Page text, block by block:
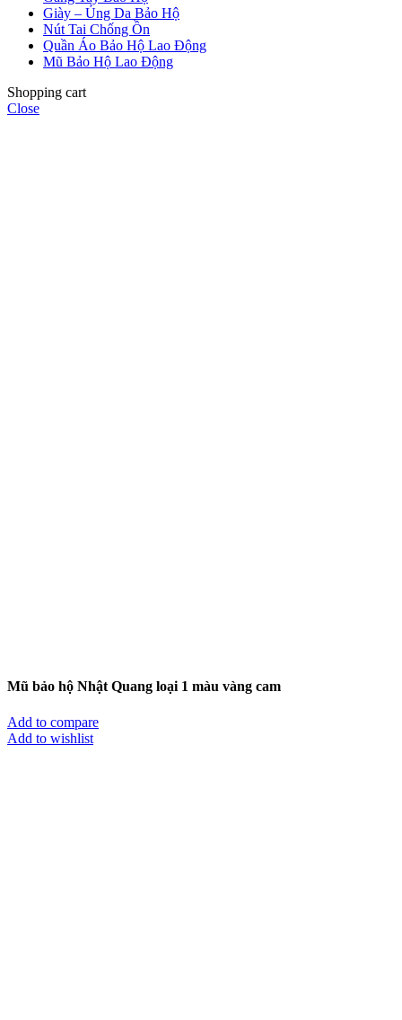
Giày – Ủng Da Bảo Hộ
Nút Tai Chống Ồn
Quần Áo Bảo Hộ Lao Động
Mũ Bảo Hộ Lao Động
Shopping cart
Close
Mũ bảo hộ Nhật Quang loại 1 màu vàng cam
Add to compare
Add to wishlist